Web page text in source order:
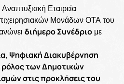
Εταιρεία
Μονάδων ΟΤΑ του
διήμερο Συνέδριομε
Ψηφιακή Διακυβέρνηση
των Δημοτικών
στις προκλήσεις του